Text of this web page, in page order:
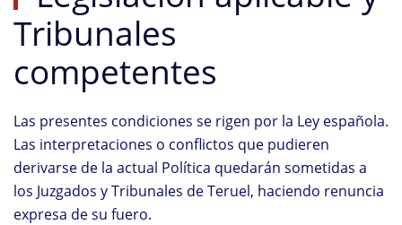
Tribunales
competentes
Las presentes condiciones se rigen por la Ley española.
Las interpretaciones o conflictos que pudieren
derivarse de la actual Política quedarán sometidas a
los Juzgados y Tribunales de Teruel, haciendo renuncia
expresa de su fuero.